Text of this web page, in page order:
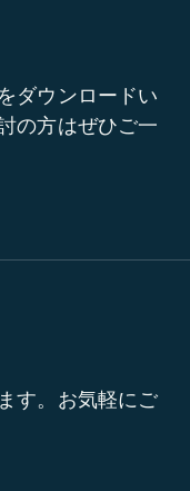
ダウンロードい
の方はぜひご一
す。お気軽にご